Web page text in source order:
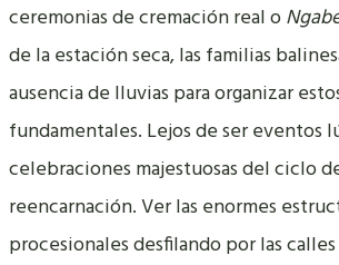
ceremonias de cremación real o
de la estación seca, las familias
ausencia de lluvias para organizar
fundamentales. Lejos de ser eventos
celebraciones majestuosas del ciclo
reencarnación. Ver las enormes
procesionales desfilando por las